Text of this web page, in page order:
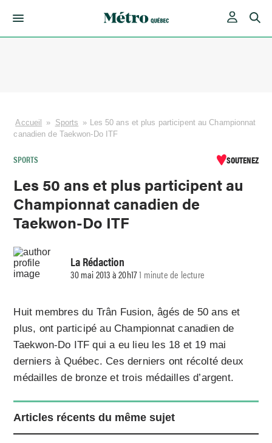
Accueil » Sports » Les 50 ans et plus participent au Championnat
canadien de Taekwon-Do ITF
SPORTS SOUTENEZ
Les 50 ans et plus participent au
Championnat canadien de
Taekwon-Do ITF
La Rédaction
30 mai 2013 à 20h171 minute de lecture
Huit membres du Trân Fusion, âgés de 50 ans et
plus, ont participé au Championnat canadien de
Taekwon-Do ITF qui a eu lieu les 18 et 19 mai
derniers à Québec. Ces derniers ont récolté deux
médailles de bronze et trois médailles d’argent.
Articles récents du même sujet